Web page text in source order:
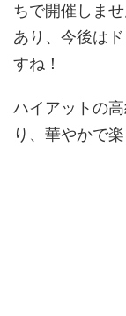
ちで開催しま
あり、今後は
すね！
ハイアットの
り、華やかで